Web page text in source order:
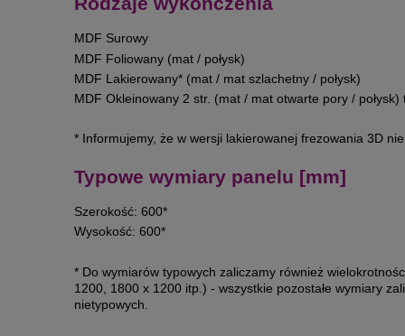
MDF Surowy
MDF Foliowany (mat / połysk)
MDF Lakierowany* (mat / mat szlachetny / połysk)
MDF Okleinowany 2 str. (mat / mat otwarte pory /
* Informujemy, że w wersji lakierowanej frezowania 3D
Typowe wymiary panelu [mm]
Szerokość: 600*
Wysokość: 600*
* Do wymiarów typowych zaliczamy również
1200, 1800 x 1200 itp.) - wszystkie pozostałe wymiary
nietypowych.